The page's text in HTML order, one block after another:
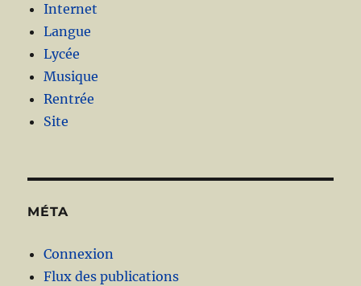
Internet
Langue
Lycée
Musique
Rentrée
Site
MÉTA
Connexion
Flux des publications